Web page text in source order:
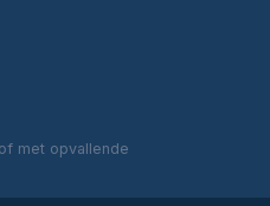
met opvallende